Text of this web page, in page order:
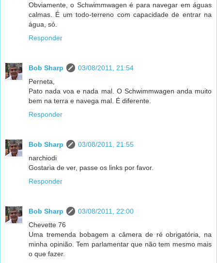
Obviamente, o Schwimmwagen é para navegar em águas
calmas. É um todo-terreno com capacidade de entrar na
água, só.
Responder
Bob Sharp
03/08/2011, 21:54
Perneta,
Pato nada voa e nada mal. O Schwimmwagen anda muito
bem na terra e navega mal. É diferente.
Responder
Bob Sharp
03/08/2011, 21:55
narchiodi
Gostaria de ver, passe os links por favor.
Responder
Bob Sharp
03/08/2011, 22:00
Chevette 76
Uma tremenda bobagem a câmera de ré obrigatória, na
minha opinião. Tem parlamentar que não tem mesmo mais
o que fazer.